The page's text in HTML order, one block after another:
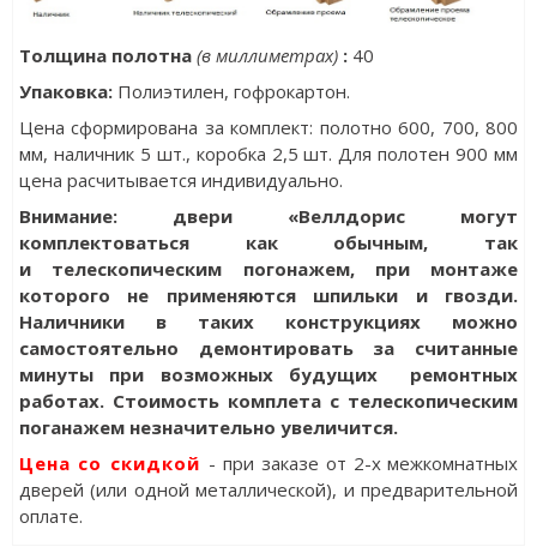
Толщина полотна (в миллиметрах):40
Упаковка:Полиэтилен, гофрокартон.
Цена сформирована за комплект: полотно 600, 700, 800
мм, наличник 5 шт., коробка 2,5 шт. Для полотен 900 мм
цена расчитывается индивидуально.
Внимание: двери «Веллдорис могут
комплектоваться как обычным, так
и телескопическим погонажем, при монтаже
которого не применяются шпильки и гвозди.
Наличники в таких конструкциях можно
самостоятельно демонтировать за считанные
минуты при возможных будущих ремонтных
работах. Стоимость комплета с телескопическим
поганажем незначительно увеличится.
Цена со скидкой - при заказе от 2-х межкомнатных
дверей (или одной металлической), и предварительной
оплате.